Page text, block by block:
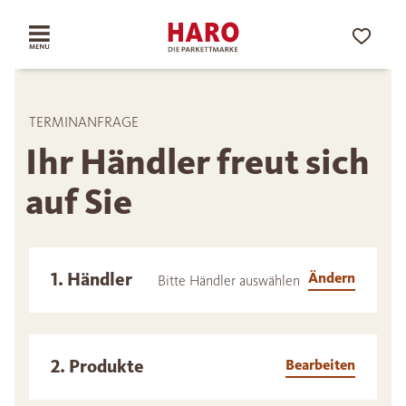
TERMINANFRAGE
Ihr Händler freut sich
auf Sie
1. Händler Bitte Händler auswählen Ändern
2. Produkte Bearbeiten